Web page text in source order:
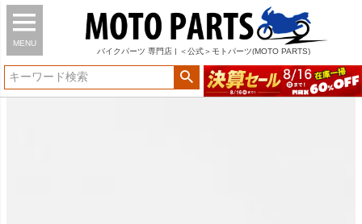
MENU
バイク パーツ 専門店 | ＜公式＞モトパーツ(MOTO PARTS)